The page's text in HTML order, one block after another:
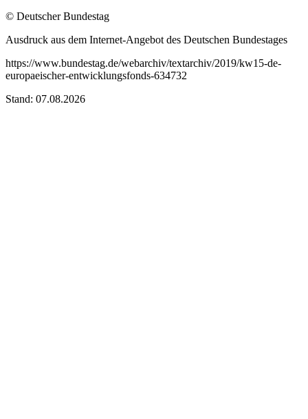
© Deutscher Bundestag
Ausdruck aus dem Internet-Angebot des Deutschen Bundestages
https://www.bundestag.de/webarchiv/textarchiv/2019/kw15-de-
europaeischer-entwicklungsfonds-634732
Stand: 07.08.2026